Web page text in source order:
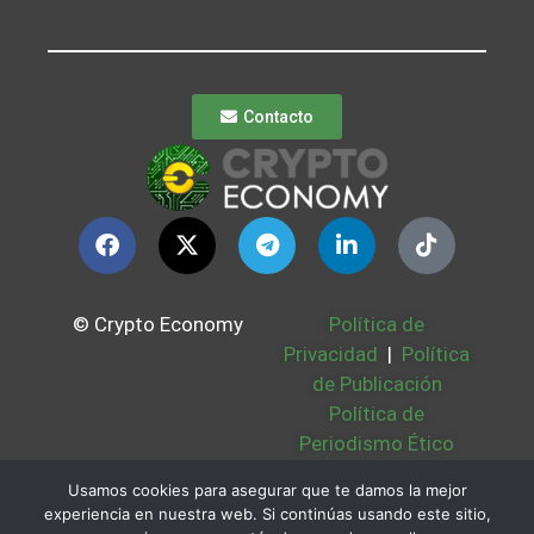
Contacto
© Crypto Economy
Política de
Privacidad | Política
de Publicación
Política de
Periodismo Ético
Bases Legales |
Usamos cookies para asegurar que te damos la mejor
experiencia en nuestra web. Si continúas usando este sitio,